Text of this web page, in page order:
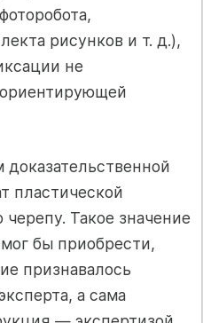
рисунков и т. д.),
не
пластической
Такое значение
бы приобрести,
признавалось
а сама